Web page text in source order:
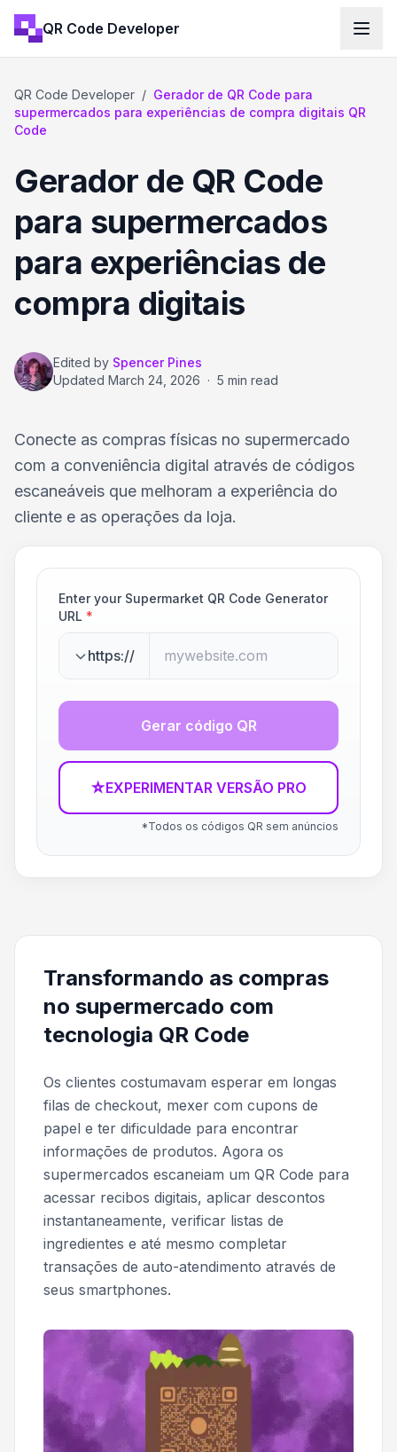
QR Code Developer
QR Code Developer / Gerador de QR Code para
supermercados para experiências de compra digitais QR
Code
Gerador de QR Code
para supermercados
para experiências de
compra digitais
Edited by Spencer Pines
Updated March 24, 2026 · 5 min read
Conecte as compras físicas no supermercado
com a conveniência digital através de códigos
escaneáveis que melhoram a experiência do
cliente e as operações da loja.
Enter your Supermarket QR Code Generator
URL *
https://
Gerar código QR
☆EXPERIMENTAR VERSÃO PRO
*Todos os códigos QR sem anúncios
Transformando as compras
no supermercado com
tecnologia QR Code
Os clientes costumavam esperar em longas
filas de checkout, mexer com cupons de
papel e ter dificuldade para encontrar
informações de produtos. Agora os
supermercados escaneiam um QR Code para
acessar recibos digitais, aplicar descontos
instantaneamente, verificar listas de
ingredientes e até mesmo completar
transações de auto-atendimento através de
seus smartphones.